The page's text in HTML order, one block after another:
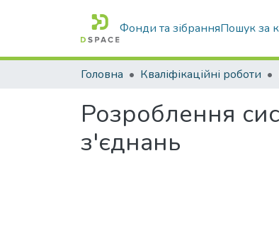
Фонди та зібранняПошук за
Головна Кваліфікаційні роботи
Розроблення
з'єднань